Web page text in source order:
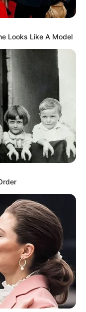
als Pollo
kleines Museum
einen Teil der
seither regelmäßig
Fahrzeugen
www.pollo.de
zu Fehrbellin
mit
Dadurch
für Störche, die
Jungen aufziehen.
Herbst
als Rastplatz
im Potsdamer
im Stil des
zeigt. Die
Erweiterung
Informationen unter
des 1945 zerstörten
der Residenz
erahnen.
zerbst.de .
Looks Like A Model